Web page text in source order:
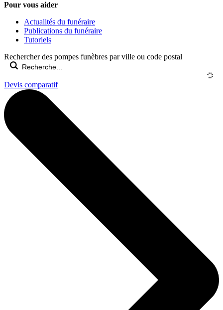
Pour vous aider
Actualités du funéraire
Publications du funéraire
Tutoriels
Rechercher des pompes funèbres par ville ou code postal
Devis comparatif